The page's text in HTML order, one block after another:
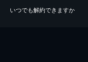
いつでも解約できますか